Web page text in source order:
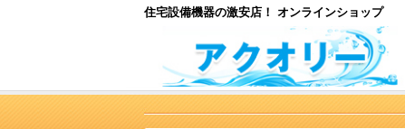
住宅設備機器の激安店！ オンラインショップ